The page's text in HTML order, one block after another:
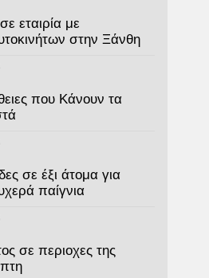
εταιρία με
στην Ξάνθη
που Κάνουν τα
σε έξι άτομα για
παίγνια
σε περιοχες της